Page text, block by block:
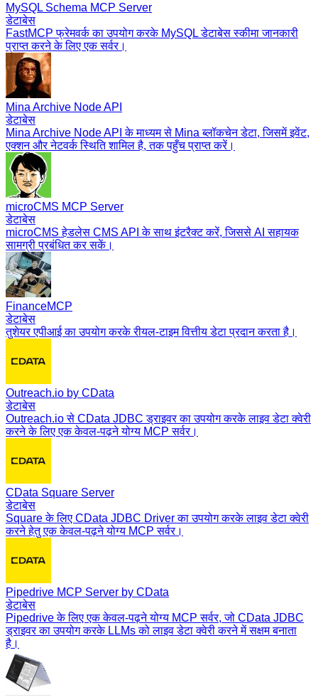
MySQL Schema MCP Server
डेटाबेस
FastMCP फ्रेमवर्क का उपयोग करके MySQL डेटाबेस स्कीमा जानकारी
प्राप्त करने के लिए एक सर्वर।
Mina Archive Node API
डेटाबेस
Mina Archive Node API के माध्यम से Mina ब्लॉकचेन डेटा, जिसमें इवेंट,
एक्शन और नेटवर्क स्थिति शामिल है, तक पहुँच प्राप्त करें।
microCMS MCP Server
डेटाबेस
microCMS हेडलेस CMS API के साथ इंटरैक्ट करें, जिससे AI सहायक
सामग्री प्रबंधित कर सकें।
FinanceMCP
डेटाबेस
तुशेयर एपीआई का उपयोग करके रीयल-टाइम वित्तीय डेटा प्रदान करता है।
Outreach.io by CData
डेटाबेस
Outreach.io से CData JDBC ड्राइवर का उपयोग करके लाइव डेटा क्वेरी
करने के लिए एक केवल-पढ़ने योग्य MCP सर्वर।
CData Square Server
डेटाबेस
Square के लिए CData JDBC Driver का उपयोग करके लाइव डेटा क्वेरी
करने हेतु एक केवल-पढ़ने योग्य MCP सर्वर।
Pipedrive MCP Server by CData
डेटाबेस
Pipedrive के लिए एक केवल-पढ़ने योग्य MCP सर्वर, जो CData JDBC
ड्राइवर का उपयोग करके LLMs को लाइव डेटा क्वेरी करने में सक्षम बनाता
है।